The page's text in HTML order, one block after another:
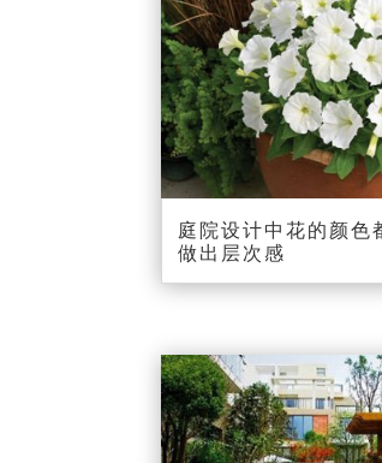
庭院设计中花的颜色
做出层次感